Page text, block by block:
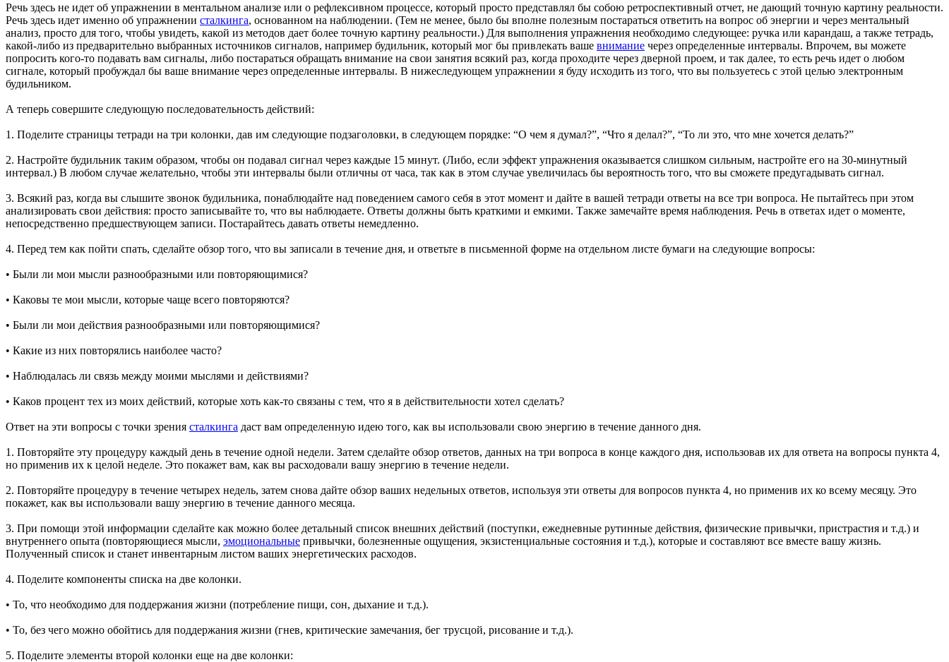
Речь здесь не идет об упражнении в ментальном анализе или о рефлексивном процессе, который просто представлял бы собою ретроспективный отчет, не дающий точную картину реальности.
Речь здесь идет именно об упражнении сталкинга, основанном на наблюдении. (Тем не менее, было бы вполне полезным постараться ответить на вопрос об энергии и через ментальный
анализ, просто для того, чтобы увидеть, какой из методов дает более точную картину реальности.) Для выполнения упражнения необходимо следующее: ручка или карандаш, а также тетрадь,
какой-либо из предварительно выбранных источников сигналов, например будильник, который мог бы привлекать ваше внимание через определенные интервалы. Впрочем, вы можете
попросить кого-то подавать вам сигналы, либо постараться обращать внимание на свои занятия всякий раз, когда проходите через дверной проем, и так далее, то есть речь идет о любом
сигнале, который пробуждал бы ваше внимание через определенные интервалы. В нижеследующем упражнении я буду исходить из того, что вы пользуетесь с этой целью электронным
будильником.
А теперь совершите следующую последовательность действий:
1. Поделите страницы тетради на три колонки, дав им следующие подзаголовки, в следующем порядке: “О чем я думал?”, “Что я делал?”, “То ли это, что мне хочется делать?”
2. Настройте будильник таким образом, чтобы он подавал сигнал через каждые 15 минут. (Либо, если эффект упражнения оказывается слишком сильным, настройте его на 30-минутный
интервал.) В любом случае желательно, чтобы эти интервалы были отличны от часа, так как в этом случае увеличилась бы вероятность того, что вы сможете предугадывать сигнал.
3. Всякий раз, когда вы слышите звонок будильника, понаблюдайте над поведением самого себя в этот момент и дайте в вашей тетради ответы на все три вопроса. Не пытайтесь при этом
анализировать свои действия: просто записывайте то, что вы наблюдаете. Ответы должны быть краткими и емкими. Также замечайте время наблюдения. Речь в ответах идет о моменте,
непосредственно предшествующем записи. Постарайтесь давать ответы немедленно.
4. Перед тем как пойти спать, сделайте обзор того, что вы записали в течение дня, и ответьте в письменной форме на отдельном листе бумаги на следующие вопросы:
• Были ли мои мысли разнообразными или повторяющимися?
• Каковы те мои мысли, которые чаще всего повторяются?
• Были ли мои действия разнообразными или повторяющимися?
• Какие из них повторялись наиболее часто?
• Наблюдалась ли связь между моими мыслями и действиями?
• Каков процент тех из моих действий, которые хоть как-то связаны с тем, что я в действительности хотел сделать?
Ответ на эти вопросы с точки зрения сталкинга даст вам определенную идею того, как вы использовали свою энергию в течение данного дня.
1. Повторяйте эту процедуру каждый день в течение одной недели. Затем сделайте обзор ответов, данных на три вопроса в конце каждого дня, использовав их для ответа на вопросы пункта 4,
но применив их к целой неделе. Это покажет вам, как вы расходовали вашу энергию в течение недели.
2. Повторяйте процедуру в течение четырех недель, затем снова дайте обзор ваших недельных ответов, используя эти ответы для вопросов пункта 4, но применив их ко всему месяцу. Это
покажет, как вы использовали вашу энергию в течение данного месяца.
3. При помощи этой информации сделайте как можно более детальный список внешних действий (поступки, ежедневные рутинные действия, физические привычки, пристрастия и т.д.) и
внутреннего опыта (повторяющиеся мысли, эмоциональные привычки, болезненные ощущения, экзистенциальные состояния и т.д.), которые и составляют все вместе вашу жизнь.
Полученный список и станет инвентарным листом ваших энергетических расходов.
4. Поделите компоненты списка на две колонки.
• То, что необходимо для поддержания жизни (потребление пищи, сон, дыхание и т.д.).
• То, без чего можно обойтись для поддержания жизни (гнев, критические замечания, бег трусцой, рисование и т.д.).
5. Поделите элементы второй колонки еще на две колонки: